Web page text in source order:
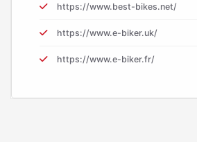
https://www.best-bikes.net/
https://www.e-biker.uk/
https://www.e-biker.fr/